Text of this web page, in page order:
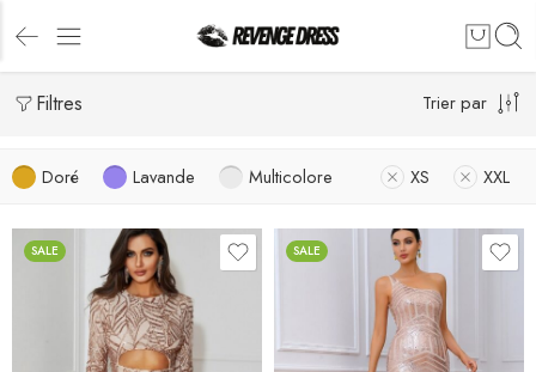
Filtres Trier par
Doré Lavande Multicolore XS XXL
SALE SALE